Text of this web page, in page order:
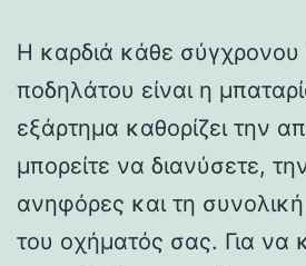
Η καρδιά κάθε σύγχρονου
ποδηλάτου είναι η
εξάρτημα καθορίζει την
μπορείτε να διανύσετε,
ανηφόρες και τη
του οχήματός σας. Για να